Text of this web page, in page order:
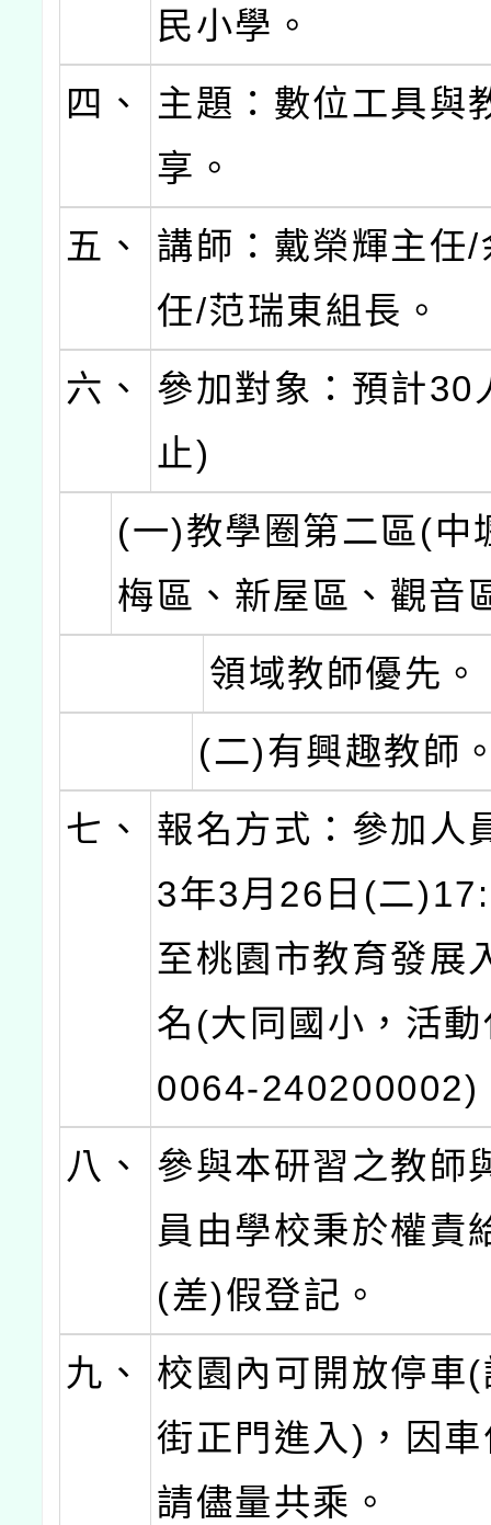
民小學。
四、
主題：數位工具與
享。
五、
講師：戴榮輝主任
任/范瑞東組長。
六、
參加對象：預計30
止)
(一)教學圈第二區(中
梅區、新屋區、觀音
領域教師優先。
(二)有興趣教師
七、
報名方式：參加人
3年3月26日(二
至桃園市教育發展
名(大同國小，活
0064-240200002)
八、
參與本研習之教師
員由學校秉於權責
(差)假登記。
九、
校園內可開放停車
街正門進入)，因
請儘量共乘。